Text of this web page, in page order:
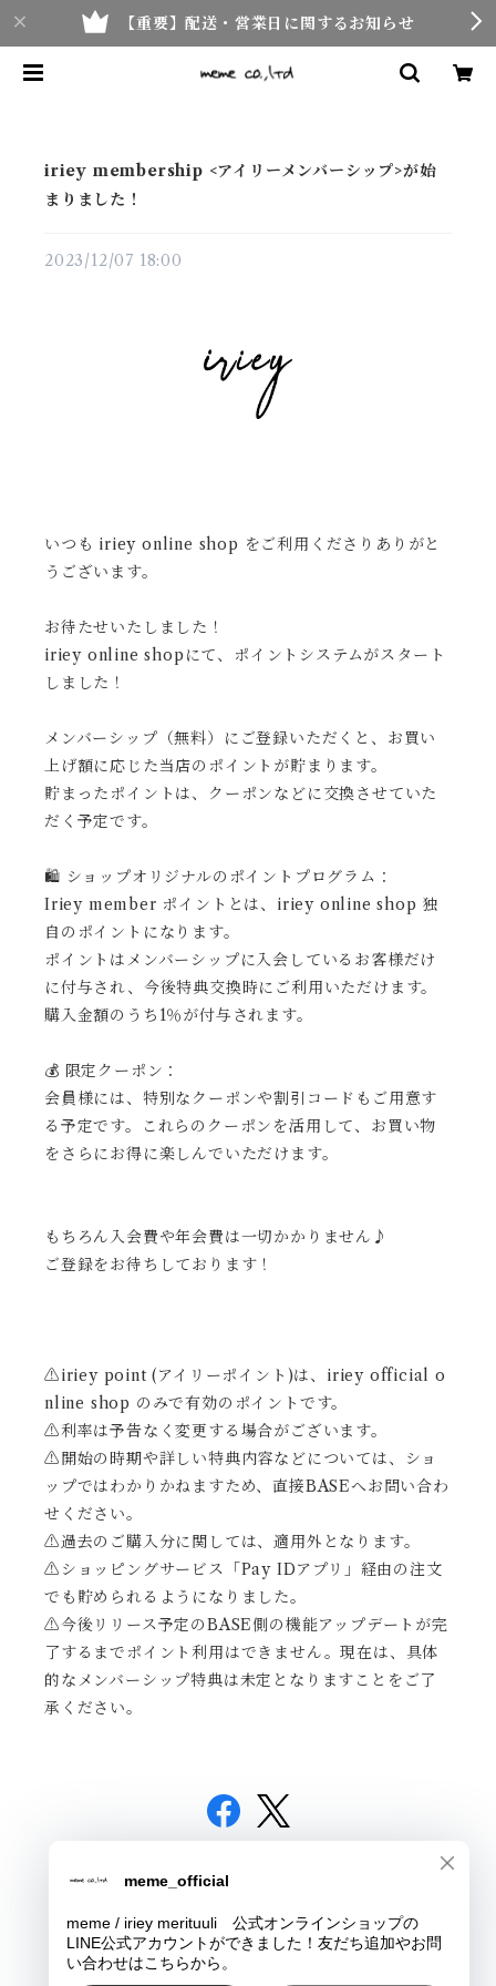
【重要】配送・営業日に関するお知らせ
iriey membership <アイリーメンバーシップ>が始
まりました！
2023/12/07 18:00
いつも iriey online shop をご利用くださりありがと
うございます。
お待たせいたしました！
iriey online shopにて、ポイントシステムがスタート
しました！
メンバーシップ（無料）にご登録いただくと、お買い
上げ額に応じた当店のポイントが貯まります。
貯まったポイントは、クーポンなどに交換させていた
だく予定です。
🛍 ショップオリジナルのポイントプログラム：
Iriey member ポイントとは、iriey online shop 独
自のポイントになります。
ポイントはメンバーシップに入会しているお客様だけ
に付与され、今後特典交換時にご利用いただけます。
購入金額のうち1％が付与されます。
💰 限定クーポン：
会員様には、特別なクーポンや割引コードもご用意す
る予定です。これらのクーポンを活用して、お買い物
をさらにお得に楽しんでいただけます。
もちろん入会費や年会費は一切かかりません♪
ご登録をお待ちしております！
⚠️iriey point (アイリーポイント)は、iriey official o
nline shop のみで有効のポイントです。
⚠️利率は予告なく変更する場合がございます。
⚠️開始の時期や詳しい特典内容などについては、ショ
ップではわかりかねますため、直接BASEへお問い合わ
せください。
⚠️過去のご購入分に関しては、適用外となります。
⚠️ショッピングサービス「Pay IDアプリ」経由の注文
でも貯められるようになりました。
⚠️今後リリース予定のBASE側の機能アップデートが完
了するまでポイント利用はできません。現在は、具体
的なメンバーシップ特典は未定となりますことをご了
承ください。
© meme / iriey merituuli 公式オンラインショップ
Powered by